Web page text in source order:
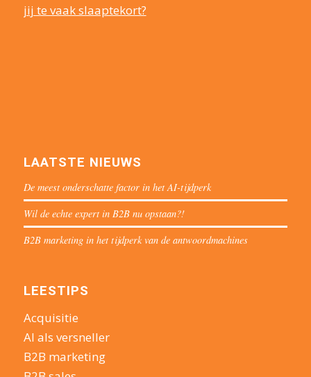
jij te vaak slaaptekort?
LAATSTE NIEUWS
De meest onderschatte factor in het AI-tijdperk
Wil de echte expert in B2B nu opstaan?!
B2B marketing in het tijdperk van de antwoordmachines
LEESTIPS
Acquisitie
AI als versneller
B2B marketing